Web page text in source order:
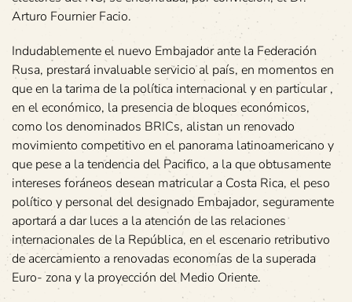
Arturo Fournier Facio.
Indudablemente el nuevo Embajador ante la Federación
Rusa, prestará invaluable servicio al país, en momentos en
que en la tarima de la política internacional y en particular ,
en el económico, la presencia de bloques económicos,
como los denominados BRICs, alistan un renovado
movimiento competitivo en el panorama latinoamericano y
que pese a la tendencia del Pacifico, a la que obtusamente
intereses foráneos desean matricular a Costa Rica, el peso
político y personal del designado Embajador, seguramente
aportará a dar luces a la atención de las relaciones
internacionales de la República, en el escenario retributivo
de acercamiento a renovadas economías de la superada
Euro- zona y la proyección del Medio Oriente.